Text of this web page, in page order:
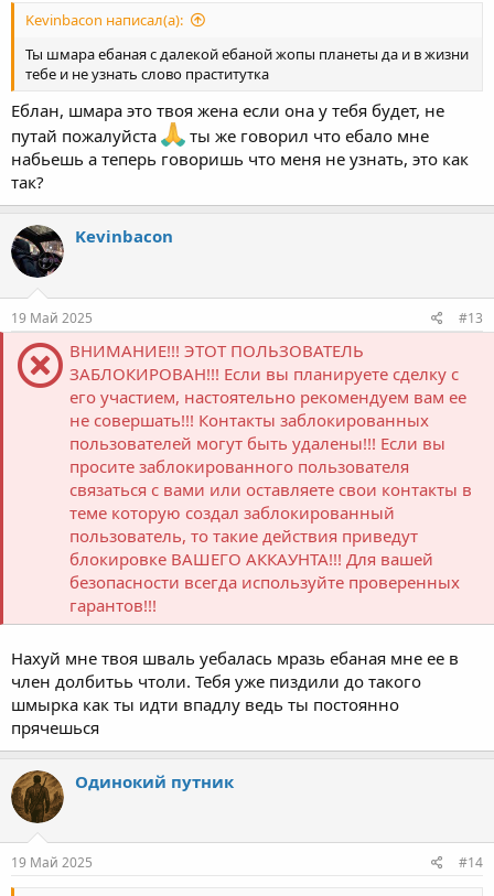
Kevinbacon написал(а):
Ты шмара ебаная с далекой ебаной жопы планеты да и в жизни
тебе и не узнать слово праститутка
Еблан, шмара это твоя жена если она у тебя будет, не
путай пожалуйста
ты же говорил что ебало мне
набьешь а теперь говоришь что меня не узнать, это как
так?
Kevinbacon
19 Май 2025 #13
ВНИМАНИЕ!!! ЭТОТ ПОЛЬЗОВАТЕЛЬ
ЗАБЛОКИРОВАН!!! Если вы планируете сделку с
его участием, настоятельно рекомендуем вам ее
не совершать!!! Контакты заблокированных
пользователей могут быть удалены!!! Если вы
просите заблокированного пользователя
связаться с вами или оставляете свои контакты в
теме которую создал заблокированный
пользователь, то такие действия приведут
блокировке ВАШЕГО АККАУНТА!!! Для вашей
безопасности всегда используйте проверенных
гарантов!!!
Нахуй мне твоя шваль уебалась мразь ебаная мне ее в
член долбитьь чтоли. Тебя уже пиздили до такого
шмырка как ты идти впадлу ведь ты постоянно
прячешься
Одинокий путник
19 Май 2025 #14